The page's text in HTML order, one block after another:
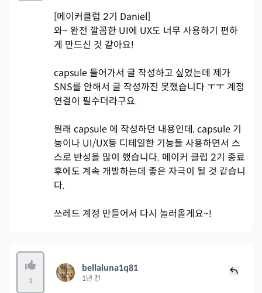
[메이커클럽 2기 Daniel]
와~ 완전 깔꼼한 UI에 UX도 너무 사용하기 편하
게 만드신 것 같아요!
capsule 들어가서 글 작성하고 싶었는데 제가
SNS를 안해서 글 작성까진 못했습니다 ㅜㅜ 계정
연결이 필수더라구요.
원래 capsule 에 작성하던 내용인데, capsule 기
능이나 UI/UX등 디테일한 기능들 사용하면서 스
스로 반성을 많이 했습니다. 메이커 클럽 2기 종료
후에도 계속 개발하는데 좋은 자극이 될 것 같습니
다.
쓰레드 계정 만들어서 다시 놀러올게요~!
1
bellaluna1q81
1년 전